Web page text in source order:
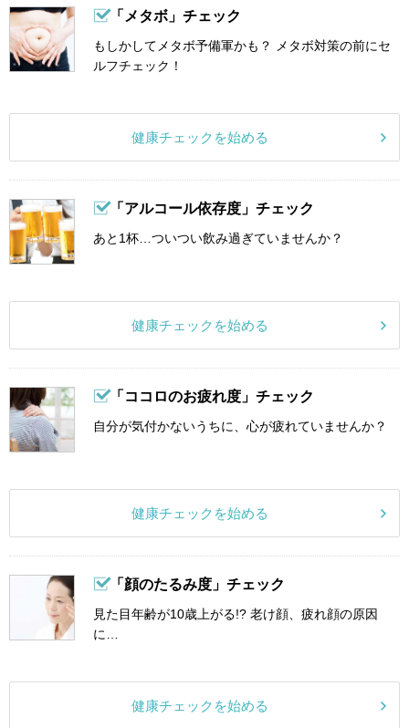
「メタボ」チェック
もしかしてメタボ予備軍かも？ メタボ対策の前にセ
ルフチェック！
健康チェックを始める
「アルコール依存度」チェック
あと1杯…ついつい飲み過ぎていませんか？
健康チェックを始める
「ココロのお疲れ度」チェック
自分が気付かないうちに、心が疲れていませんか？
健康チェックを始める
「顔のたるみ度」チェック
見た目年齢が10歳上がる!? 老け顔、疲れ顔の原因
に…
健康チェックを始める